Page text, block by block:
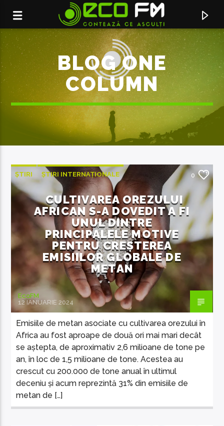
ACUM ÎN DIRECT
TU, OMULE
ADDA
EcoFM Chisinau
BLOG ONE
COLUMN
ȘTIRI ȘTIRI INTERNAȚIONALE 0
CULTIVAREA OREZULUI
AFRICAN S-A DOVEDIT A FI
UNUL DINTRE
PRINCIPALELE MOTIVE
PENTRU CREȘTEREA
EMISIILOR GLOBALE DE
METAN
EcoFM
12 IANUARIE 2024
Emisiile de metan asociate cu cultivarea orezului în
Africa au fost aproape de două ori mai mari decât
se aștepta, de aproximativ 2,6 milioane de tone pe
an, în loc de 1,5 milioane de tone. Acestea au
crescut cu 200.000 de tone anual în ultimul
deceniu și acum reprezintă 31% din emisiile de
metan de […]